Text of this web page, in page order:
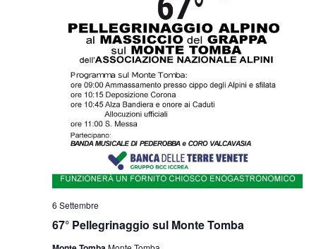
67° Pellegrinaggio sul Monte Tomba
6 Settembre